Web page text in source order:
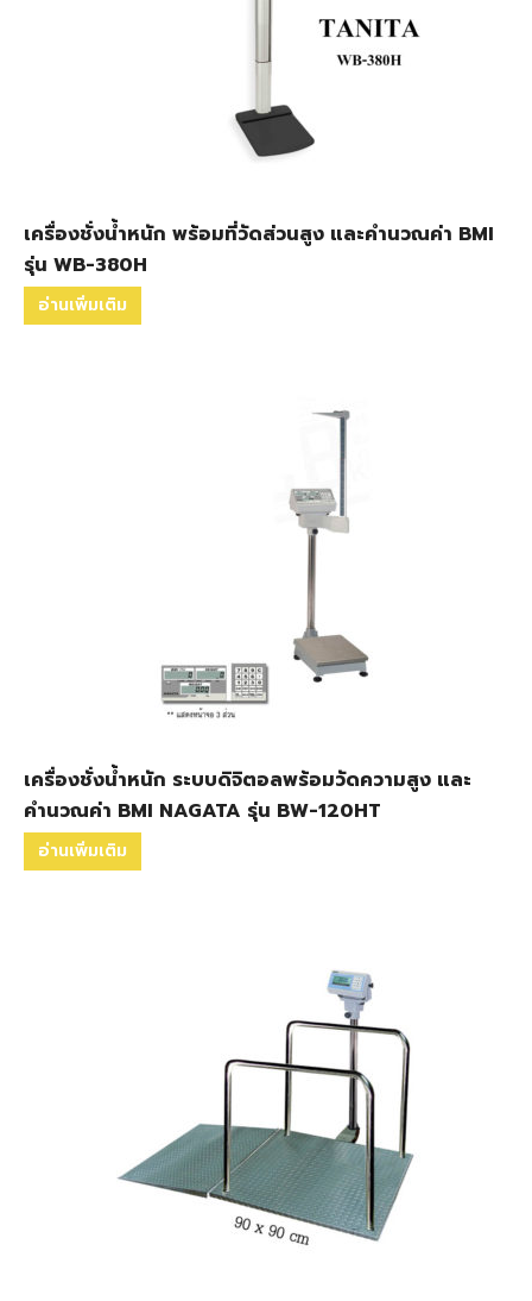
เครื่องชั่งน้ำหนัก พร้อมที่วัดส่วนสูง และคำนวณค่า BMI
รุ่น WB-380H
อ่านเพิ่มเติม
เครื่องชั่งน้ำหนัก ระบบดิจิตอลพร้อมวัดความสูง และ
คำนวณค่า BMI NAGATA รุ่น BW-120HT
อ่านเพิ่มเติม